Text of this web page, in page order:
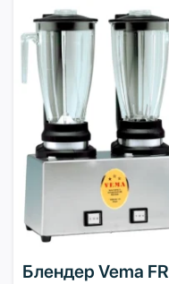
Блендер Vema FR